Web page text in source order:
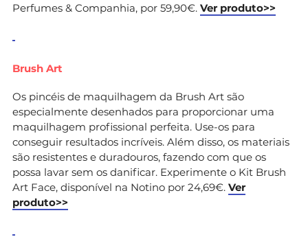
Perfumes & Companhia, por 59,90€. Ver produto>>
Brush Art
Os pincéis de maquilhagem da Brush Art são
especialmente desenhados para proporcionar uma
maquilhagem profissional perfeita. Use-os para
conseguir resultados incríveis. Além disso, os materiais
são resistentes e duradouros, fazendo com que os
possa lavar sem os danificar. Experimente o Kit Brush
Art Face, disponível na Notino por 24,69€. Ver
produto>>